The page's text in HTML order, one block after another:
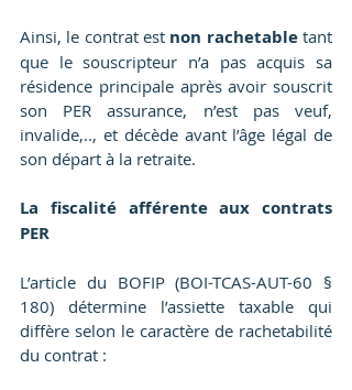
Ainsi, le contrat est non rachetable tant
que le souscripteur n’a pas acquis sa
résidence principale après avoir souscrit
son PER assurance, n’est pas veuf,
invalide,.., et décède avant l’âge légal de
son départ à la retraite.
La fiscalité afférente aux contrats
PER
L’article du BOFIP (BOI-TCAS-AUT-60 §
180) détermine l’assiette taxable qui
diffère selon le caractère de rachetabilité
du contrat :